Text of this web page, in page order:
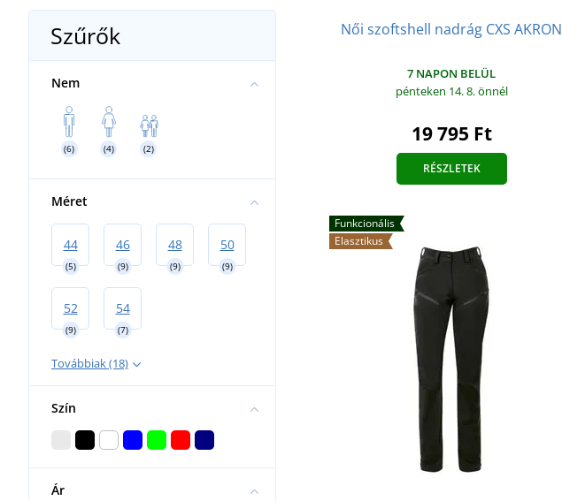
Futónadrágok
Kesztyűk érintőképernyőhöz
Szűrők
Nem
(6) (4) (2)
Méret
44
(5)
46
(9)
48
(9)
50
(9)
52
(9)
54
(7)
Továbbiak (18)
Szín
Ár
Női szoftshell nadrág CXS AKRON
7 NAPON BELÜL
pénteken 14. 8.önnél
19 795 Ft
RÉSZLETEK
Funkcionális
Elasztikus